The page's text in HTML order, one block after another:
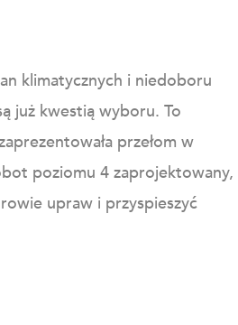
klimatycznych i niedoboru
już kwestią wyboru. To
przełom w
poziomu 4 zaprojektowany,
upraw i przyspieszyć